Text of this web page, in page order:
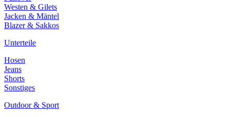
Westen & Gilets
Jacken & Mäntel
Blazer & Sakkos
Unterteile
Hosen
Jeans
Shorts
Sonstiges
Outdoor & Sport